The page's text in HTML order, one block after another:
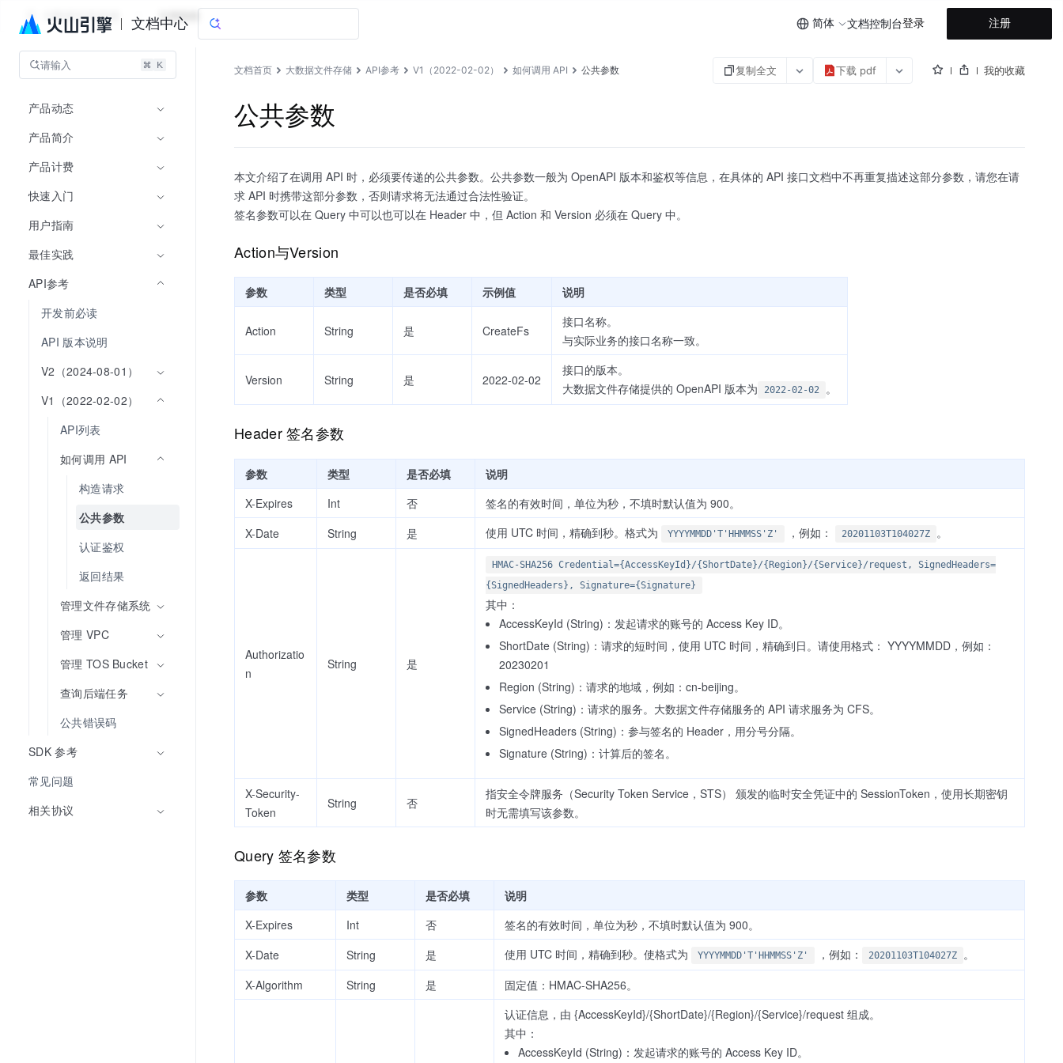
文档中心 简体 文档控制台登录 注册
大数据文件存储 文档指南
请输入
产品动态
产品简介
产品计费
快速入门
用户指南
最佳实践
API参考
开发前必读
API 版本说明
V2（2024-08-01）
V1（2022-02-02）
API列表
如何调用 API
构造请求
公共参数
认证鉴权
返回结果
管理文件存储系统
管理 VPC
管理 TOS Bucket
查询后端任务
公共错误码
SDK 参考
常见问题
相关协议
文档首页 大数据文件存储 API参考 V1（2022-02-02） 如何调用 API 公共参数 复制全文 下载 pdf 我的收藏
公共参数
本文介绍了在调用 API 时，必须要传递的公共参数。公共参数一般为 OpenAPI 版本和鉴权等信息，在具体的 API 接口文档中不再重复描述这部分参数，请您在请
求 API 时携带这部分参数，否则请求将无法通过合法性验证。
签名参数可以在 Query 中可以也可以在 Header 中，但 Action 和 Version 必须在 Query 中。
Action与Version
参数 类型 是否必填 示例值 说明
Action String 是 CreateFs
接口名称。
与实际业务的接口名称一致。
Version String 是 2022-02-02
接口的版本。
大数据文件存储提供的 OpenAPI 版本为
2022-02-02 。
Header 签名参数
参数 类型 是否必填
说明
X-Expires
Int 否
签名的有效时间，单位为秒，不填时默认值为 900。
X-Date
String 是 使用 UTC 时间，精确到秒。格式为 YYYYMMDD'T'HHMMSS'Z' ，例如： 20201103T104027Z 。
Authorizatio
n
String 是
HMAC-SHA256 Credential={AccessKeyId}/{ShortDate}/{Region}/{Service}/request, SignedHeaders=
{SignedHeaders}, Signature={Signature}
其中：
AccessKeyId (String)：发起请求的账号的 Access Key ID。
ShortDate (String)：请求的短时间，使用 UTC 时间，精确到日。请使用格式： YYYYMMDD，例如：
20230201
Region (String)：请求的地域，例如：cn-beijing。
Service (String)：请求的服务。大数据文件存储服务的 API 请求服务为 CFS。
SignedHeaders (String)：参与签名的 Header，用分号分隔。
Signature (String)：计算后的签名。
X-Security-
Token
String 否
指安全令牌服务（Security Token Service，STS） 颁发的临时安全凭证中的 SessionToken，使用长期密钥
时无需填写该参数。
Query 签名参数
参数 类型 是否必填
说明
X-Expires
Int 否
签名的有效时间，单位为秒，不填时默认值为 900。
X-Date
String 是 使用 UTC 时间，精确到秒。使格式为 YYYYMMDD'T'HHMMSS'Z' ，例如： 20201103T104027Z
。
X-Algorithm
String 是
固定值：HMAC-SHA256。
认证信息，由 {AccessKeyId}/{ShortDate}/{Region}/{Service}/request 组成。
其中：
AccessKeyId (String)：发起请求的账号的 Access Key ID。